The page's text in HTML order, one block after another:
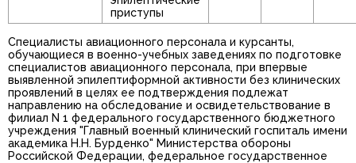
приступы
Специалисты авиационного персонала и курсанты,
обучающиеся в военно-учебных заведениях по подготовке
специалистов авиационного персонала, при впервые
выявленной эпилептиформной активности без клинических
проявлений в целях ее подтверждения подлежат
направлению на обследование и освидетельствование в
филиал N 1 федерального государственного бюджетного
учреждения "Главный военный клинический госпиталь имени
академика Н.Н. Бурденко" Министерства обороны
Российской Федерации, федеральное государственное